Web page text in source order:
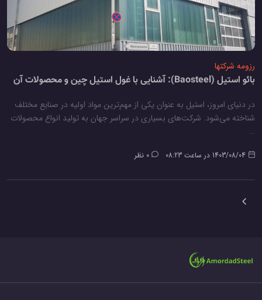
رزومه شرکتها
بائو استیل (Baosteel): آشنایی با غول استیل چین و محصولات آن
در دنیای امروز، استیل به عنوان یکی از مهم‌ترین مواد اولیه در صنایع مختلف
شناخته می‌شود. شرکت‌های بسیاری در سراسر جهان به تولید انواع محصولات
…
1403/08/04 در ساعت 08:23 0 نظر